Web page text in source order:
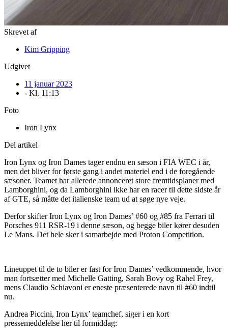
Skrevet af
Kim Gripping
Udgivet
11 januar 2023
- Kl. 11:13
Foto
Iron Lynx
Del artikel
Iron Lynx og Iron Dames tager endnu en sæson i FIA WEC i år,
men det bliver for første gang i andet materiel end i de foregående
sæsoner. Teamet har allerede annonceret store fremtidsplaner med
Lamborghini, og da Lamborghini ikke har en racer til dette sidste år
af GTE, så måtte det italienske team ud at søge nye veje.
Derfor skifter Iron Lynx og Iron Dames’ #60 og #85 fra Ferrari til
Porsches 911 RSR-19 i denne sæson, og begge biler kører desuden
Le Mans. Det hele sker i samarbejde med Proton Competition.
Lineuppet til de to biler er fast for Iron Dames’ vedkommende, hvor
man fortsætter med Michelle Gatting, Sarah Bovy og Rahel Frey,
mens Claudio Schiavoni er eneste præsenterede navn til #60 indtil
nu.
Andrea Piccini, Iron Lynx’ teamchef, siger i en kort
pressemeddelelse her til formiddag: